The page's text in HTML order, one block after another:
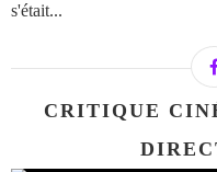
s'était...
CRITIQUE